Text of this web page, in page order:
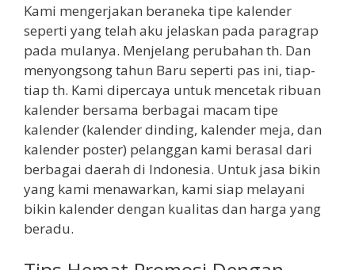
Kami mengerjakan beraneka tipe kalender
seperti yang telah aku jelaskan pada paragrap
pada mulanya. Menjelang perubahan th. Dan
menyongsong tahun Baru seperti pas ini, tiap-
tiap th. Kami dipercaya untuk mencetak ribuan
kalender bersama berbagai macam tipe
kalender (kalender dinding, kalender meja, dan
kalender poster) pelanggan kami berasal dari
berbagai daerah di Indonesia. Untuk jasa bikin
yang kami menawarkan, kami siap melayani
bikin kalender dengan kualitas dan harga yang
beradu.